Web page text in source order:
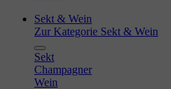
Sekt & Wein
Zur Kategorie Sekt & Wein
Sekt
Champagner
Wein